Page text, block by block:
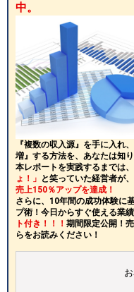
中。
『複数の収入源』を手に入れ
増』する方法を、あなたは知
本レポートを実践するまでは、
ょ！」 と笑っていた経営者が
売上150％アップを達成！
さらに、10年間の成功体験に
プ術！今日からすぐ使える業績
ト付き！！！ 期間限定公開！
らをお読みください！